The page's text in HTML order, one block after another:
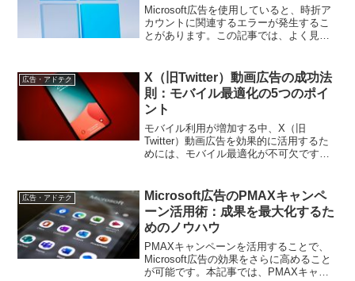
Microsoft広告を使用していると、時折ア
カウントに関連するエラーが発生するこ
とがあります。この記事では、よく見ら
広告・アドテク
X（旧Twitter）動画広告の成功法
則：モバイル最適化の5つのポイ
ント
モバイル利用が増加する中、X（旧
Twitter）動画広告を効果的に活用するた
めには、モバイル最適化が不可欠です。
広告・アドテク
Microsoft広告のPMAXキャンペ
ーン活用術：成果を最大化するた
めのノウハウ
PMAXキャンペーンを活用することで、
Microsoft広告の効果をさらに高めること
が可能です。本記事では、PMAXキャン